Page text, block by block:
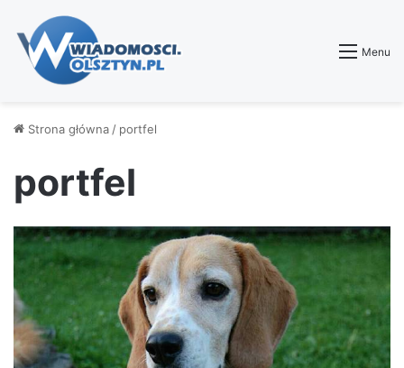
Menu
Strona główna / portfel
portfel